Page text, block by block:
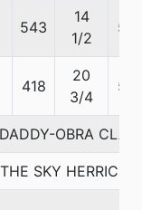
543
14
1/2
58
418
20
3/4
54
OBRA
SKY HERRICK